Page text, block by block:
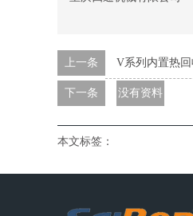
上一条 V系列内置热
下一条 没有资料
本文标签：